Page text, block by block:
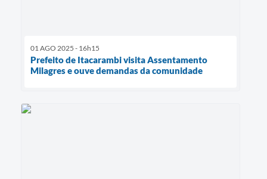
01 AGO 2025 - 16h15
Prefeito de Itacarambi visita Assentamento
Milagres e ouve demandas da comunidade